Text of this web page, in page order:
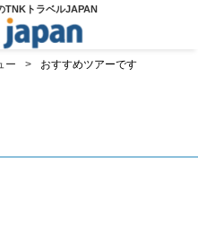
TNKトラベルJAPAN
ー おすすめツアーです